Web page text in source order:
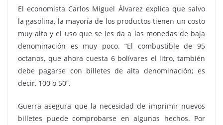
El economista Carlos Miguel Álvarez explica que salvo
la gasolina, la mayoría de los productos tienen un costo
muy alto y el uso que se les da a las monedas de baja
denominación es muy poco. “El combustible de 95
octanos, que ahora cuesta 6 bolívares el litro, también
debe pagarse con billetes de alta denominación; es
decir, 100 o 50”.
Guerra asegura que la necesidad de imprimir nuevos
billetes puede comprobarse en algunos hechos. Por